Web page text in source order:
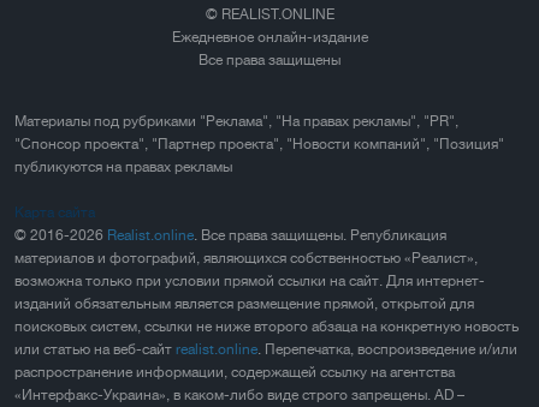
© REALIST.ONLINE
Ежедневное онлайн-издание
Все права защищены
Материалы под рубриками "Реклама", "На правах рекламы", "PR",
"Спонсор проекта", "Партнер проекта", "Новости компаний", "Позиция"
публикуются на правах рекламы
Карта сайта
© 2016-2026 Realist.online. Все права защищены. Републикация
материалов и фотографий, являющихся собственностью «Реалист»,
возможна только при условии прямой ссылки на сайт. Для интернет-
изданий обязательным является размещение прямой, открытой для
поисковых систем, ссылки не ниже второго абзаца на конкретную новость
или статью на веб-сайт realist.online. Перепечатка, воспроизведение и/или
распространение информации, содержащей ссылку на агентства
«Интерфакс-Украина», в каком-либо виде строго запрещены. AD –